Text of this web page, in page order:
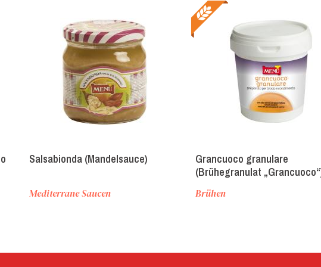
Salsabionda (Mandelsauce)
Mediterrane Saucen
Grancuoco granulare
(Brühegranulat
Brühen